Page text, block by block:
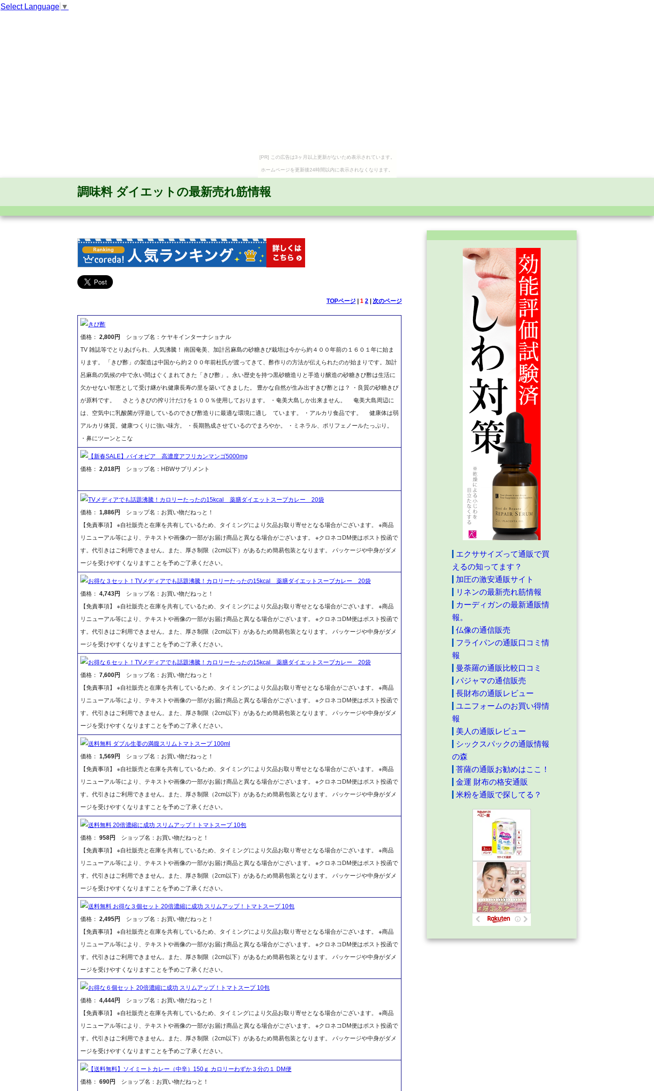
Select Language ▼
[PR] この広告は3ヶ月以上更新がないため表示されています。
ホームページを更新後24時間以内に表示されなくなります。
調味料 ダイエットの最新売れ筋情報
TOPページ| 1 2| 次のページ
きび酢
価格： 2,800円
ショップ名：ケヤキインターナショナル
TV 雑誌等でとりあげられ、人気沸騰！ 南国奄美、加計呂麻島の砂糖きび栽培は今から約４００年前の１６０１年に始ま
ります。 「きび酢」の製造は中国から約２００年前杜氏が渡ってきて、酢作りの方法が伝えられたのが始まりです。加計
呂麻島の気候の中で永い間はぐくまれてきた「きび酢」。永い歴史を持つ黒砂糖造りと手造り醸造の砂糖きび酢は生活に
欠かせない智恵として受け継がれ健康長寿の里を築いてきました。 豊かな自然が生み出すきび酢とは？ ・良質の砂糖きび
が原料です。 さとうきびの搾り汁だけを１００％使用しております。 ・奄美大島しか出来ません。 奄美大島周辺に
は、空気中に乳酸菌が浮遊しているのできび酢造りに最適な環境に適し ています。 ・アルカリ食品です。 健康体は弱
アルカリ体質。健康つくりに強い味方。 ・長期熟成させているのでまろやか。 ・ミネラル、ポリフェノールたっぷり。
・鼻にツーンとこな
【新春SALE】バイオビア 高濃度アフリカンマンゴ5000mg
価格： 2,018円 ショップ名：HBWサプリメント
TVメディアでも話題沸騰！カロリーたったの15kcal 薬膳ダイエットスープカレー 20袋
価格： 1,886円
ショップ名：お買い物だねっと！
【免責事項】 ※自社販売と在庫を共有しているため、タイミングにより欠品お取り寄せとなる場合がございます。 ※商品
リニューアル等により、テキストや画像の一部がお届け商品と異なる場合がございます。 ※クロネコDM便はポスト投函で
す。代引きはご利用できません。また、厚さ制限（2cm以下）があるため簡易包装となります。 パッケージや中身がダメ
ージを受けやすくなりますことを予めご了承ください。
お得な３セット！TVメディアでも話題沸騰！カロリーたったの15kcal 薬膳ダイエットスープカレー 20袋
価格： 4,743円
ショップ名：お買い物だねっと！
【免責事項】 ※自社販売と在庫を共有しているため、タイミングにより欠品お取り寄せとなる場合がございます。 ※商品
リニューアル等により、テキストや画像の一部がお届け商品と異なる場合がございます。 ※クロネコDM便はポスト投函で
す。代引きはご利用できません。また、厚さ制限（2cm以下）があるため簡易包装となります。 パッケージや中身がダメ
ージを受けやすくなりますことを予めご了承ください。
お得な６セット！TVメディアでも話題沸騰！カロリーたったの15kcal 薬膳ダイエットスープカレー 20袋
価格： 7,600円
ショップ名：お買い物だねっと！
【免責事項】 ※自社販売と在庫を共有しているため、タイミングにより欠品お取り寄せとなる場合がございます。 ※商品
リニューアル等により、テキストや画像の一部がお届け商品と異なる場合がございます。 ※クロネコDM便はポスト投函で
す。代引きはご利用できません。また、厚さ制限（2cm以下）があるため簡易包装となります。 パッケージや中身がダメ
ージを受けやすくなりますことを予めご了承ください。
送料無料 ダブル生姜の満腹スリムトマトスープ 100ml
価格： 1,569円
ショップ名：お買い物だねっと！
【免責事項】 ※自社販売と在庫を共有しているため、タイミングにより欠品お取り寄せとなる場合がございます。 ※商品
リニューアル等により、テキストや画像の一部がお届け商品と異なる場合がございます。 ※クロネコDM便はポスト投函で
す。代引きはご利用できません。また、厚さ制限（2cm以下）があるため簡易包装となります。 パッケージや中身がダメ
ージを受けやすくなりますことを予めご了承ください。
送料無料 20倍濃縮に成功 スリムアップ！トマトスープ 10包
価格： 958円
ショップ名：お買い物だねっと！
【免責事項】 ※自社販売と在庫を共有しているため、タイミングにより欠品お取り寄せとなる場合がございます。 ※商品
リニューアル等により、テキストや画像の一部がお届け商品と異なる場合がございます。 ※クロネコDM便はポスト投函で
す。代引きはご利用できません。また、厚さ制限（2cm以下）があるため簡易包装となります。 パッケージや中身がダメ
ージを受けやすくなりますことを予めご了承ください。
送料無料 お得な３個セット 20倍濃縮に成功 スリムアップ！トマトスープ 10包
価格： 2,495円
ショップ名：お買い物だねっと！
【免責事項】 ※自社販売と在庫を共有しているため、タイミングにより欠品お取り寄せとなる場合がございます。 ※商品
リニューアル等により、テキストや画像の一部がお届け商品と異なる場合がございます。 ※クロネコDM便はポスト投函で
す。代引きはご利用できません。また、厚さ制限（2cm以下）があるため簡易包装となります。 パッケージや中身がダメ
ージを受けやすくなりますことを予めご了承ください。
お得な６個セット 20倍濃縮に成功 スリムアップ！トマトスープ 10包
価格： 4,444円
ショップ名：お買い物だねっと！
【免責事項】 ※自社販売と在庫を共有しているため、タイミングにより欠品お取り寄せとなる場合がございます。 ※商品
リニューアル等により、テキストや画像の一部がお届け商品と異なる場合がございます。 ※クロネコDM便はポスト投函で
す。代引きはご利用できません。また、厚さ制限（2cm以下）があるため簡易包装となります。 パッケージや中身がダメ
ージを受けやすくなりますことを予めご了承ください。
【送料無料】ソイミートカレー（中辛）150ｇ カロリーわずか３分の１ DM便
価格： 690円
ショップ名：お買い物だねっと！
エクササイズって通販で買
えるの知ってます？
加圧の激安通販サイト
リネンの最新売れ筋情報
カーディガンの最新通販情
報。
仏像の通信販売
フライパンの通販口コミ情
報
曼荼羅の通販比較口コミ
パジャマの通信販売
長財布の通販レビュー
ユニフォームのお買い得情
報
美人の通販レビュー
シックスパックの通販情報
の森
菩薩の通販お勧めはここ！
金運 財布の格安通販
米粉を通販で探してる？